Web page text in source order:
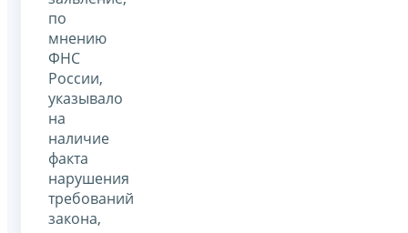
по
мнению
ФНС
России,
указывало
на
наличие
факта
нарушения
требований
закона,